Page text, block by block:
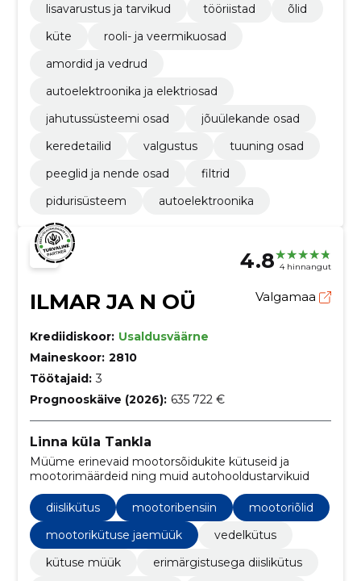
lisavarustus ja tarvikud
tööriistad
õlid
küte
rooli- ja veermikuosad
amordid ja vedrud
autoelektroonika ja elektriosad
jahutussüsteemi osad
jõuülekande osad
keredetailid
valgustus
tuuning osad
peeglid ja nende osad
filtrid
pidurisüsteem
autoelektroonika
4.8 4 hinnangut
ILMAR JA N OÜ Valgamaa
Krediidiskoor: Usaldusväärne
Maineskoor: 2810
Töötajaid: 3
Prognooskäive (2026): 635 722 €
Linna küla Tankla
Müüme erinevaid mootorsõidukite kütuseid ja
mootorimäärdeid ning muid autohooldustarvikuid
diislikütus mootoribensiin
mootoriõlid
mootorikütuse jaemüük
vedelkütus
kütuse müük
erimärgistusega diislikütus